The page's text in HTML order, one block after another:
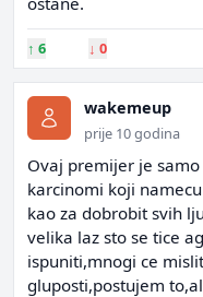
↑ 6 ↓ 0
wakemeup
prije 10 godina
Ovaj premijer je
karcinomi koji
kao za dobrobit svih
velika laz sto se tice
ispuniti,mnogi ce
gluposti,postujem